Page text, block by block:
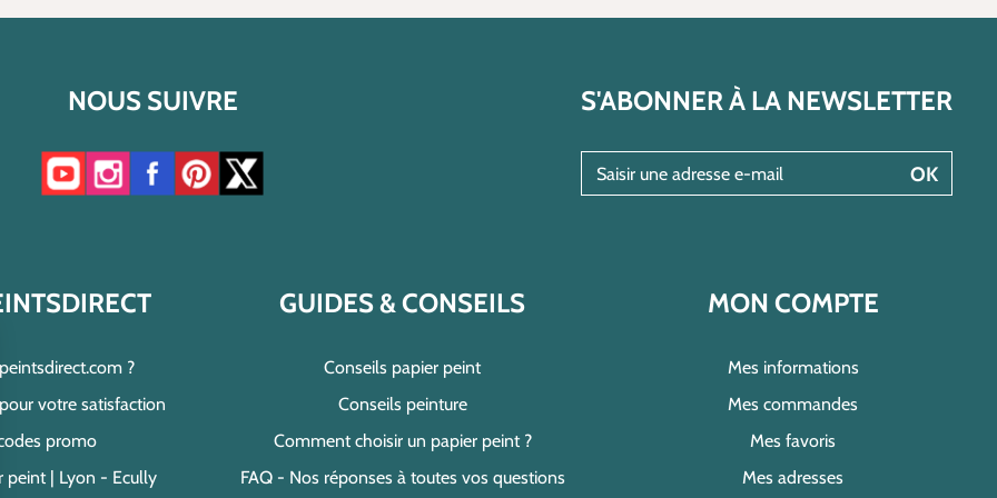
NOUS SUIVRE
Accéder à notre chaîne YouTube
Accéder à notre compte Instagram
Accéder à notre page Facebook
Accéder à notre compte Pinterest
Accéder à notre compte Twitter/X
S'ABONNER À LA NEWSLETTER
OK
?
votre satisfaction
promo
peint | Lyon - Ecully
GUIDES & CONSEILS
Conseils papier peint
Conseils peinture
Comment choisir un papier peint ?
FAQ - Nos réponses à toutes vos questions
MON COMPTE
Mes informations
Mes commandes
Mes favoris
Mes adresses